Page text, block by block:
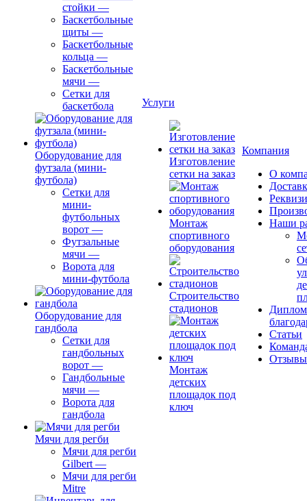
стойки —
Баскетбольные
щиты —
Баскетбольные
кольца —
Баскетбольные
мячи —
Сетки для
баскетбола
Оборудование для
футзала (мини-
футбола)
Сетки для
мини-
футбольных
ворот —
Футзальные
мячи —
Ворота для
мини-футбола
Оборудование для
гандбола
Сетки для
гандбольных
ворот —
Гандбольные
мячи —
Ворота для
гандбола
Мячи для регби
Мячи для регби
Gilbert —
Мячи для регби
Mitre
Услуги
Изготовление
сетки на заказ
Монтаж
спортивного
оборудования
Строительство
стадионов
Монтаж
детских
площадок под
ключ
Компания
О
Наши
Статьи
Отзывы